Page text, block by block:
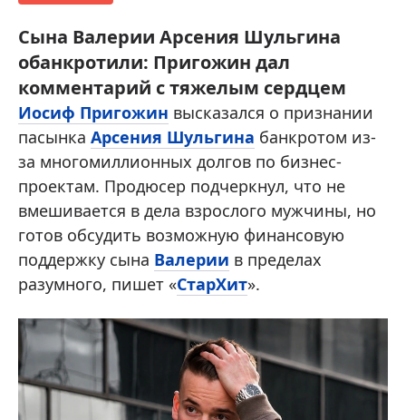
Сына Валерии Арсения Шульгина
обанкротили: Пригожин дал
комментарий с тяжелым сердцем
Иосиф Пригожин высказался о признании
пасынка Арсения Шульгина банкротом из-
за многомиллионных долгов по бизнес-
проектам. Продюсер подчеркнул, что не
вмешивается в дела взрослого мужчины, но
готов обсудить возможную финансовую
поддержку сына Валерии в пределах
разумного, пишет «СтарХит».